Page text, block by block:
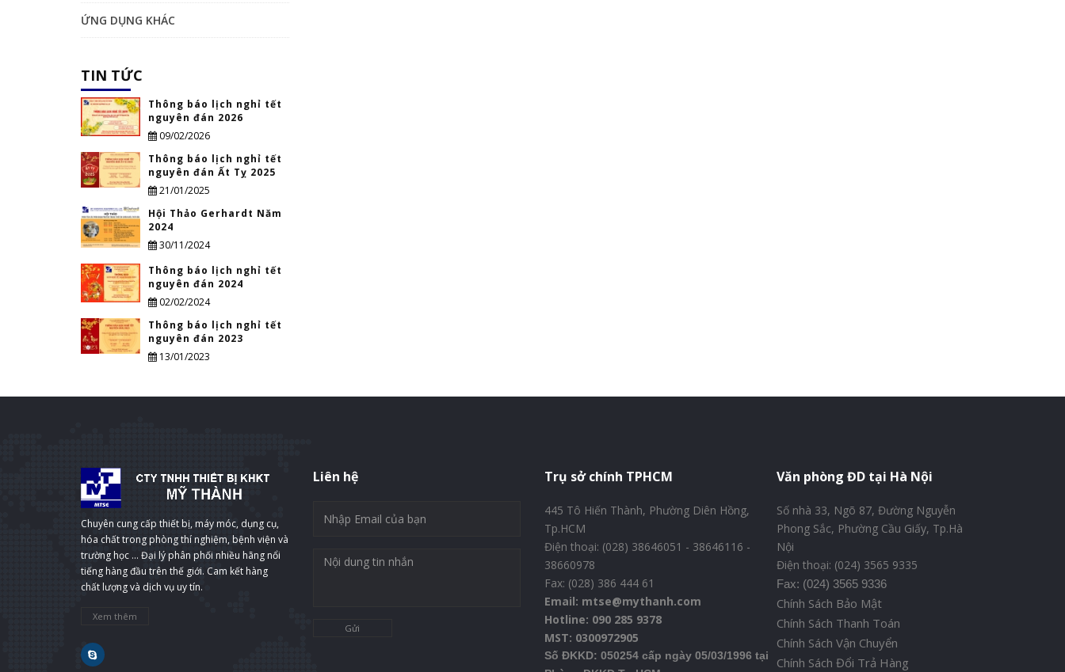
ỨNG DỤNG KHÁC
TIN TỨC
Thông báo lịch nghỉ tết
nguyên đán 2026
09/02/2026
Thông báo lịch nghỉ tết
nguyên đán Ất Tỵ 2025
21/01/2025
Hội Thảo Gerhardt Năm
2024
30/11/2024
Thông báo lịch nghỉ tết
nguyên đán 2024
02/02/2024
Thông báo lịch nghỉ tết
nguyên đán 2023
13/01/2023
Chuyên cung cấp thiết bị, máy móc, dụng cụ,
hóa chất trong phòng thí nghiệm, bệnh viện và
trường học ... Đại lý phân phối nhiều hãng nổi
tiếng hàng đầu trên thế giới. Cam kết hàng
chất lượng và dịch vụ uy tín.
Xem thêm
Liên hệ
Gửi
Trụ sở chính TPHCM
445 Tô Hiến Thành, Phường Diên Hồng,
Tp.HCM
Điện thoại: (028) 38646051 - 38646116 -
38660978
Fax: (028) 386 444 61
Email: mtse@mythanh.com
Hotline: 090 285 9378
MST: 0300972905
Số ĐKKD: 050254 cấp ngày 05/03/1996 tại
Văn phòng ĐD tại Hà Nội
Số nhà 33, Ngõ 87, Đường Nguyễn
Phong Sắc, Phường Cầu Giấy, Tp.Hà
Nội
Điện thoại: (024) 3565 9335
Fax: (024) 3565 9336
Chính Sách Bảo Mật
Chính Sách Thanh Toán
Chính Sách Vận Chuyển
Chính Sách Đổi Trả Hàng